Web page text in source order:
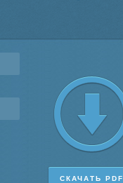
СКАЧАТЬ PDF